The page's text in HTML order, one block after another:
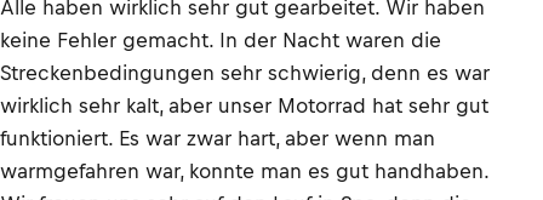
Alle haben wirklich sehr gut gearbeitet. Wir haben
keine Fehler gemacht. In der Nacht waren die
Streckenbedingungen sehr schwierig, denn es war
wirklich sehr kalt, aber unser Motorrad hat sehr gut
funktioniert. Es war zwar hart, aber wenn man
warmgefahren war, konnte man es gut handhaben.